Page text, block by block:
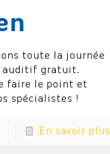
toute la journée
auditif gratuit.
faire le point et
spécialistes !
En savoir plus